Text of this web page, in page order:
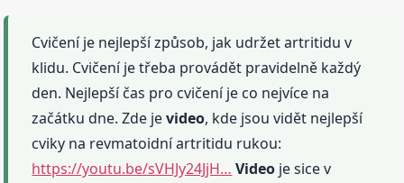
Cvičení je nejlepší způsob, jak udržet artritidu v
klidu. Cvičení je třeba provádět pravidelně každý
den. Nejlepší čas pro cvičení je co nejvíce na
začátku dne. Zde jevideo, kde jsou vidět nejlepší
cviky na revmatoidní artritidu rukou:
https://youtu.be/sVHJy24JjH… Video je sice v